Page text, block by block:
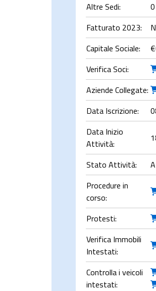
Altre Sedi:
0
Fatturato 2023:
Capitale Sociale:
€
Verifica Soci:
Aziende Collegate:
Data Iscrizione:
Data Inizio
Attività:
Stato Attività:
Procedure in
corso:
Protesti:
Verifica Immobili
Intestati:
Controlla i veicoli
intestati: